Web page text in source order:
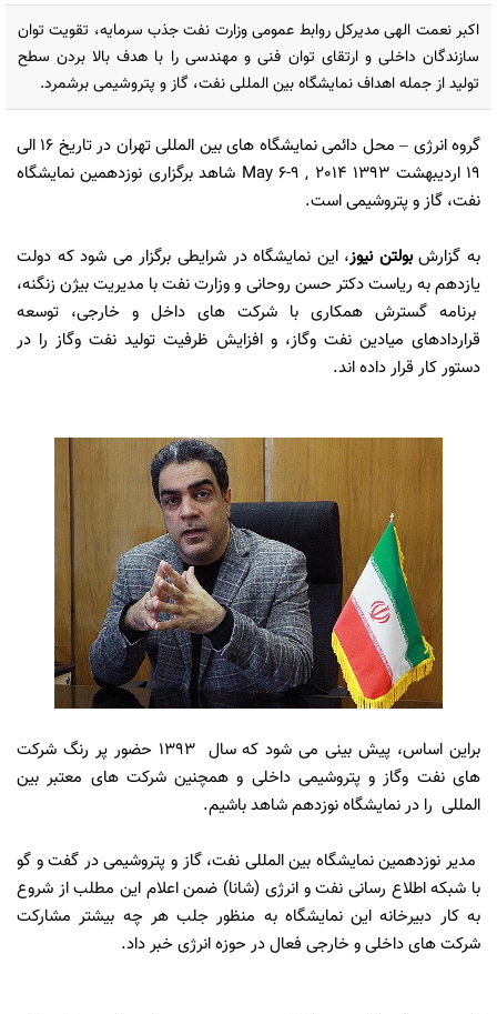
اکبر نعمت الهی مدیرکل روابط عمومی وزارت نفت جذب سرمایه، تقویت توان
سازندگان داخلی و ارتقای توان فنی و مهندسی را با هدف بالا بردن سطح
تولید از جمله اهداف نمایشگاه بین المللی نفت، گاز و پتروشیمی برشمرد.
گروه انرژی
– محل دائمی نمایشگاه های بین المللی تهران در تاریخ 16 الی
19 اردیبهشت 1393 May 6-9 , 2014 شاهد برگزاری نوزدهمین نمایشگاه
نفت، گاز و پتروشیمی است.
به گزارشبولتن نیوز، این نمایشگاه در شرایطی برگزار می شود که دولت
یازدهم به ریاست دکتر حسن روحانی و وزارت نفت با مدیریت بیژن زنگنه،
برنامه گسترش همکاری با شرکت های داخل و خارجی، توسعه
قراردادهای میادین نفت وگاز، و افزایش ظرفیت تولید نفت وگاز را در
دستور کار قرار داده اند.
براین اساس، پیش بینی می شود که سال 1393 حضور پر رنگ شرکت
های نفت وگاز و پتروشیمی داخلی و همچنین شرکت های معتبر بین
المللی را در نمایشگاه نوزدهم شاهد باشیم.
مدیر نوزدهمین نمایشگاه بین المللی نفت، گاز و پتروشیمی در گفت و گو
با شبکه اطلاع رسانی نفت و انرژی (شانا) ضمن اعلام این مطلب از شروع
به کار دبیرخانه این نمایشگاه به منظور جلب هر چه بیشتر مشارکت
شرکت های داخلی و خارجی فعال در حوزه انرژی خبر داد.